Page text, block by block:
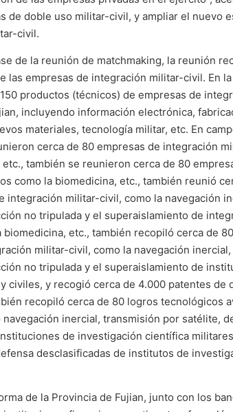
de doble uso militar-civil, y ampliar el nuevo
civil.
de la reunión de matchmaking, la reunión
las empresas de integración militar-civil. En
productos (técnicos) de empresas de
incluyendo información electrónica,
materiales, tecnología militar, etc. En
cerca de 80 empresas de integración
también se reunieron cerca de 80
como la biomedicina, etc., también reunió
integración militar-civil, como la navegación
no tripulada y el superaislamiento de
biomedicina, etc., también recopiló cerca de
militar-civil, como la navegación inercial,
no tripulada y el superaislamiento de
civiles, y recogió cerca de 4.000 patentes de
recopiló cerca de 80 logros tecnológicos
inercial, transmisión por satélite,
de investigación científica
desclasificadas de institutos de
de la Provincia de Fujian, junto con los